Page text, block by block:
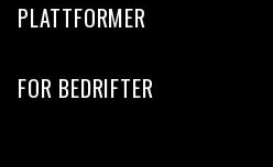
PLATTFORMER
FOR BEDRIFTER